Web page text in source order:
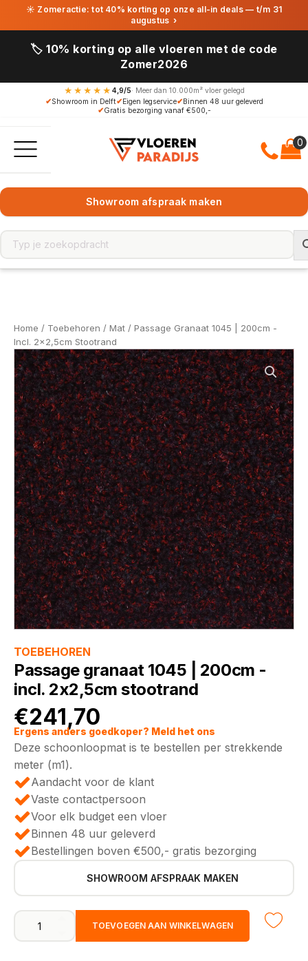
☀ Zomeractie: tot 40% korting op onze all-in deals — t/m 31
augustus ›
🏷️ 10% korting op alle vloeren met de code
Zomer2026
★★★★★ 4,9/5· Meer dan 10.000m² vloer gelegd
✔Showroom in Delft✔Eigen legservice✔Binnen 48 uur geleverd
✔Gratis bezorging vanaf €500,-
Showroom afspraak maken
Home / Toebehoren / Mat / Passage Granaat 1045 | 200cm -
Incl. 2x2,5cm Stootrand
TOEBEHOREN
Passage granaat 1045 | 200cm -
incl. 2x2,5cm stootrand
€241,70
Ergens anders goedkoper? Meld het ons
Deze schoonloopmat is te bestellen per strekkende
meter (m1).
Aandacht voor de klant
Vaste contactpersoon
Voor elk budget een vloer
Binnen 48 uur geleverd
Bestellingen boven €500,- gratis bezorging
SHOWROOM AFSPRAAK MAKEN
Passage
granaat
TOEVOEGEN AAN WINKELWAGEN